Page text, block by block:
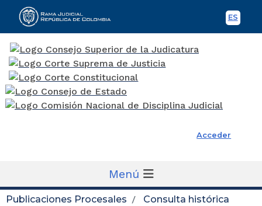
ES
Rama Judicial
Acceder
Menú
Publicaciones Procesales
Consulta histórica